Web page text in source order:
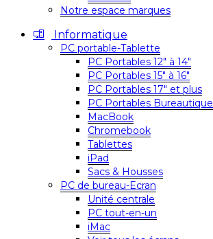
Notre espace marques
Informatique
PC portable-Tablette
PC Portables 12″ à 14″
PC Portables 15″ à 16″
PC Portables 17″ et plus
PC Portables Bureautique
MacBook
Chromebook
Tablettes
iPad
Sacs & Housses
PC de bureau-Ecran
Unité centrale
PC tout-en-un
iMac